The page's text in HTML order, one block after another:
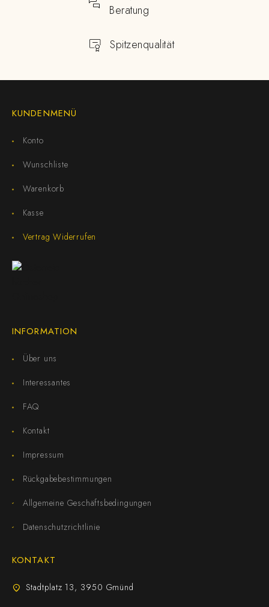
Beratung
Spitzenqualität
KUNDENMENÜ
Konto
Wunschliste
Warenkorb
Kasse
Vertrag Widerrufen
INFORMATION
Über uns
Interessantes
FAQ
Kontakt
Impressum
Rückgabebestimmungen
Allgemeine Geschäftsbedingungen
Datenschutzrichtlinie
KONTAKT
Stadtplatz 13, 3950 Gmünd